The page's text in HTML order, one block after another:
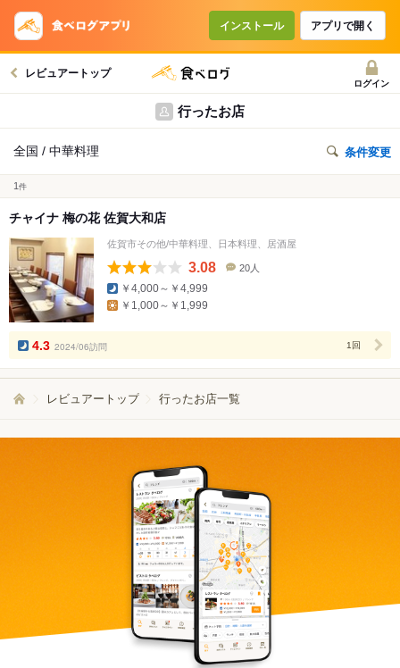
インストール アプリで開く
レビュアートップ
ログイン
行ったお店
全国 / 中華料理 条件変更
1 件
チャイナ 梅の花 佐賀大和店
佐賀市その他/中華料理、日本料理、居酒屋
3.08
数
20人
￥4,000～￥4,999
￥1,000～￥1,999
4.3 2024/06訪問 1回
レビュアートップ 行ったお店一覧